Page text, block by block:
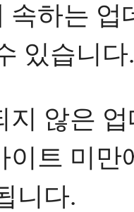
속하는 업
있습니다.
지 않은
이트 미
니다.